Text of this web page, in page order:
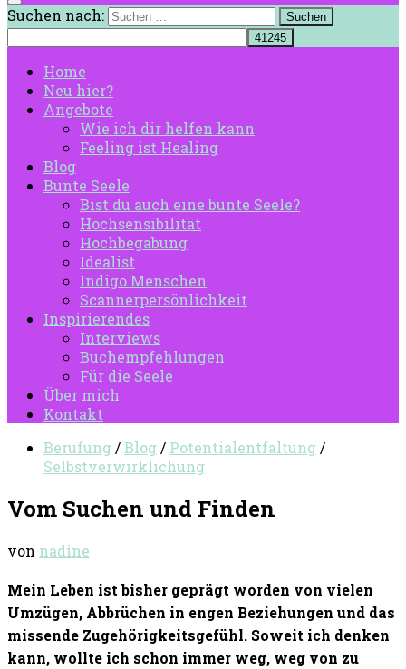
Suchen nach:
Home
Neu hier?
Angebote
Wie ich dir helfen kann
Feeling ist Healing
Blog
Bunte Seele
Bist du auch eine bunte Seele?
Hochsensibilität
Hochbegabung
Idealist
Indigo Menschen
Scannerpersönlichkeit
Inspirierendes
Interviews
Buchempfehlungen
Für die Seele
Über mich
Kontakt
Berufung/Blog/ Potentialentfaltung/
Selbstverwirklichung
Vom Suchen und Finden
von nadine
Mein Leben ist bisher geprägt worden von vielen
Umzügen, Abbrüchen in engen Beziehungen und das
missende Zugehörigkeitsgefühl. Soweit ich denken
kann, wollte ich schon immer weg, weg von zu